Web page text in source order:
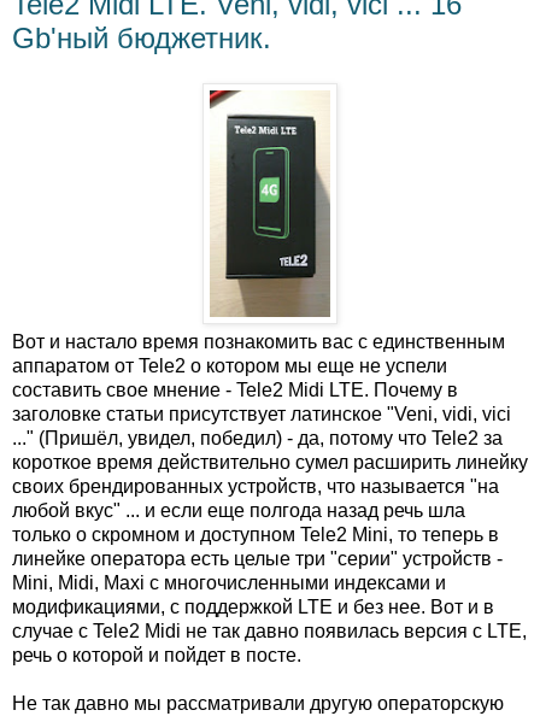
Gb'ный бюджетник.
Вот и настало время познакомить вас с единственным
аппаратом от Tele2 о котором мы еще не успели
составить свое мнение - Tele2 Midi LTE. Почему в
заголовке статьи присутствует латинское "Veni, vidi, vici
..." (Пришёл, увидел, победил) - да, потому что Tele2 за
короткое время действительно сумел расширить линейку
своих брендированных устройств, что называется "на
любой вкус" ... и если еще полгода назад речь шла
только о скромном и доступном Tele2 Mini, то теперь в
линейке оператора есть целые три "серии" устройств -
Mini, Midi, Maxi с многочисленными индексами и
модификациями, с поддержкой LTE и без нее. Вот и в
случае с Tele2 Midi не так давно появилась версия с LTE,
речь о которой и пойдет в посте.
Не так давно мы рассматривали другую операторскую